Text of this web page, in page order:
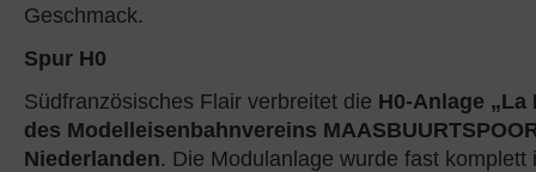
Geschmack.
Spur H0
Südfranzösisches Flair verbreitet die H0-Anlage „La
des Modelleisenbahnvereins
Niederlanden. Die Modulanlage wurde fast komplett